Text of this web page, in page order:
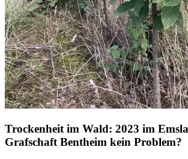
Trockenheit im Wald: 2023 im
Grafschaft Bentheim kein Problem?